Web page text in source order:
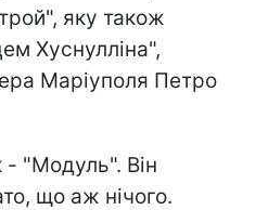
яку також
Хуснулліна",
Маріуполя Петро
- "Модуль". Він
що аж нічого.